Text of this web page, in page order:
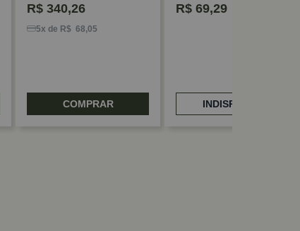
R$ 340,26
5x de R$ 68,05
COMPRAR
R$ 69,29
INDISPONÍVEL